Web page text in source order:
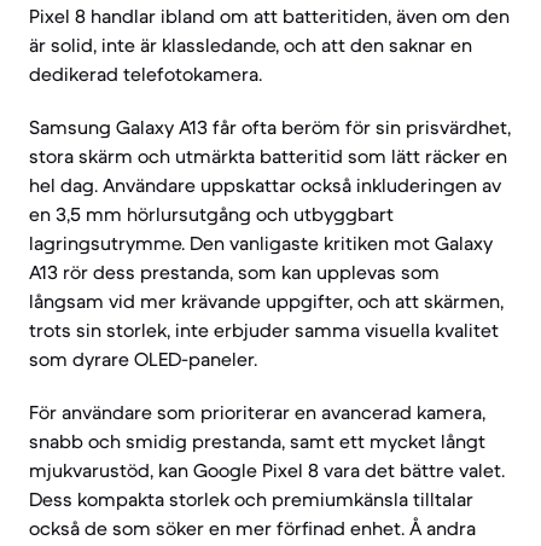
Pixel 8 handlar ibland om att batteritiden, även om den
är solid, inte är klassledande, och att den saknar en
dedikerad telefotokamera.
Samsung Galaxy A13 får ofta beröm för sin prisvärdhet,
stora skärm och utmärkta batteritid som lätt räcker en
hel dag. Användare uppskattar också inkluderingen av
en 3,5 mm hörlursutgång och utbyggbart
lagringsutrymme. Den vanligaste kritiken mot Galaxy
A13 rör dess prestanda, som kan upplevas som
långsam vid mer krävande uppgifter, och att skärmen,
trots sin storlek, inte erbjuder samma visuella kvalitet
som dyrare OLED-paneler.
För användare som prioriterar en avancerad kamera,
snabb och smidig prestanda, samt ett mycket långt
mjukvarustöd, kan Google Pixel 8 vara det bättre valet.
Dess kompakta storlek och premiumkänsla tilltalar
också de som söker en mer förfinad enhet. Å andra